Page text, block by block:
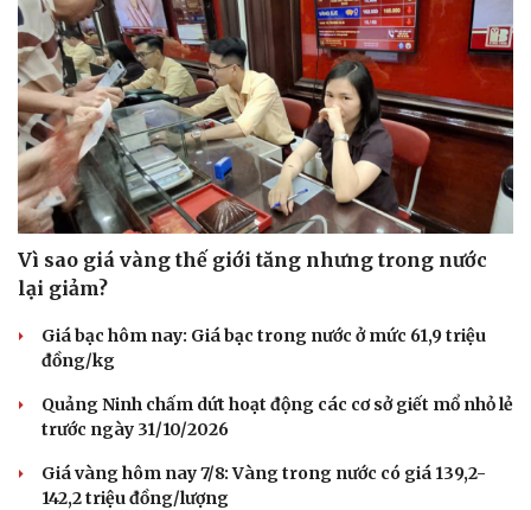
Sản phụ khoa
Nhi khoa
Nam khoa
Làm đẹp - giảm cân
Phòng mạch online
Ăn sạch sống khỏe
Tình yêu - Gia đình
Vì sao giá vàng thế giới tăng nhưng trong nước
lại giảm?
Giá bạc hôm nay: Giá bạc trong nước ở mức 61,9 triệu
đồng/kg
Quảng Ninh chấm dứt hoạt động các cơ sở giết mổ nhỏ lẻ
trước ngày 31/10/2026
Giá vàng hôm nay 7/8: Vàng trong nước có giá 139,2-
142,2 triệu đồng/lượng